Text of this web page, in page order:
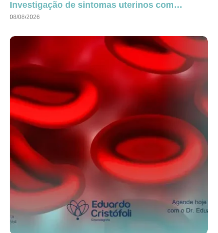
Investigação de sintomas uterinos com…
08/08/2026